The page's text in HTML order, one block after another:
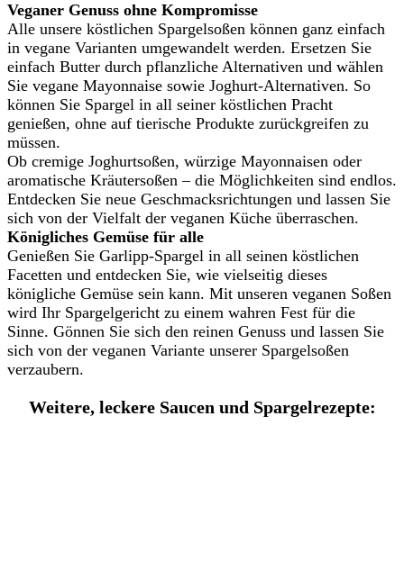
Veganer Genuss ohne Kompromisse
Alle unsere köstlichen Spargelsoßen können ganz einfach
in vegane Varianten umgewandelt werden. Ersetzen Sie
einfach Butter durch pflanzliche Alternativen und wählen
Sie vegane Mayonnaise sowie Joghurt-Alternativen. So
können Sie Spargel in all seiner köstlichen Pracht
genießen, ohne auf tierische Produkte zurückgreifen zu
müssen.
Ob cremige Joghurtsoßen, würzige Mayonnaisen oder
aromatische Kräutersoßen – die Möglichkeiten sind endlos.
Entdecken Sie neue Geschmacksrichtungen und lassen Sie
sich von der Vielfalt der veganen Küche überraschen.
Königliches Gemüse für alle
Genießen Sie Garlipp-Spargel in all seinen köstlichen
Facetten und entdecken Sie, wie vielseitig dieses
königliche Gemüse sein kann. Mit unseren veganen Soßen
wird Ihr Spargelgericht zu einem wahren Fest für die
Sinne. Gönnen Sie sich den reinen Genuss und lassen Sie
sich von der veganen Variante unserer Spargelsoßen
verzaubern.
Weitere, leckere Saucen und Spargelrezepte: